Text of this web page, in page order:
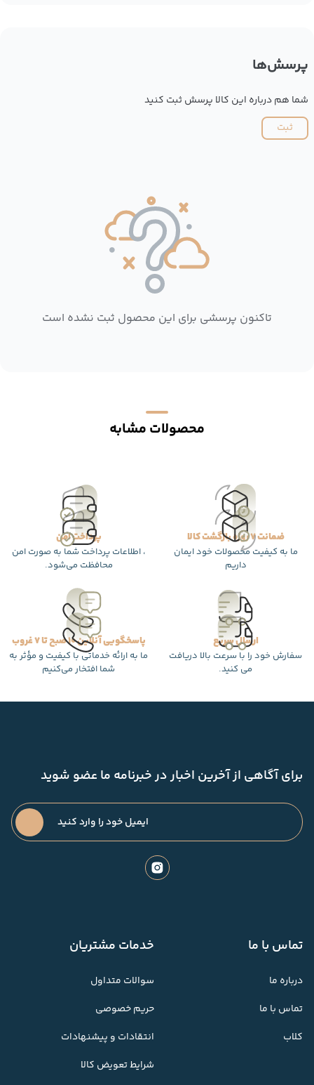
پرسش‌ها
شما هم درباره این کالا پرسش ثبت کنید
ثبت
تاکنون پرسشی برای این محصول ثبت نشده است
محصولات مشابه
ضمانت 7 روزه بازگشت کالا
ما به کیفیت محصولات خود ایمان
داریم
پرداخت امن
، اطلاعات پرداخت شما به صورت امن
محافظت می‌شود.
ارسال سریع
سفارش خود را با سرعت بالا دریافت
می کنید.
پاسخگویی آنلاین 10 صبح تا 7 غروب
ما به ارائه خدماتی با کیفیت و مؤثر به
شما افتخار می‌کنیم
برای آگاهی از آخرین اخبار در خبرنامه ما عضو شوید
تماس با ما
درباره ما
تماس با ما
کلاب
خدمات مشتریان
سوالات متداول
حریم خصوصی
انتقادات و پیشنهادات
شرایط تعویض کالا